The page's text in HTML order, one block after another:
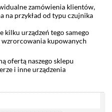
zamówienia klientów,
na przykład od typu czujnika
kilku urządzeń tego samego
kupowanych
ofertą naszego sklepu
i inne urządzenia